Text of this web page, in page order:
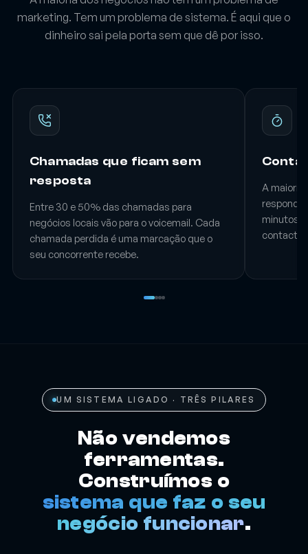
A maioria dos negócios não tem um problema de
marketing. Tem um problema de sistema. É aqui que o
Chamadas que ficam sem
resposta
Entre 30 e 50% das chamadas para
negócios locais vão para o voicemail. Cada
chamada perdida é uma marcação que o
A maioria
minutos,
Não vendemos
ferramentas.
Construímos o
sistema que faz o seu